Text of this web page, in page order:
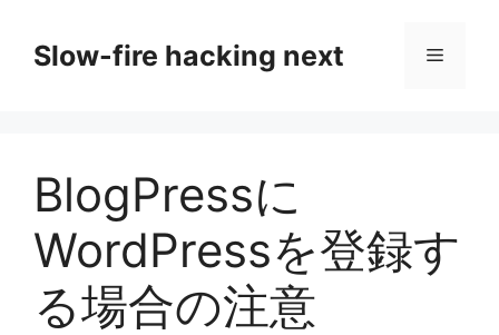
Slow-fire hacking next メ
BlogPressに
WordPressを登録す
る場合の注意